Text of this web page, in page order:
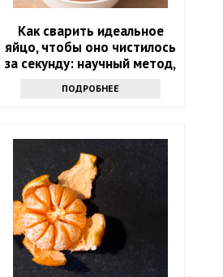
Как сварить идеальное
яйцо, чтобы оно чистилось
за секунду: научный метод,
основанный на физике
ПОДРОБНЕЕ